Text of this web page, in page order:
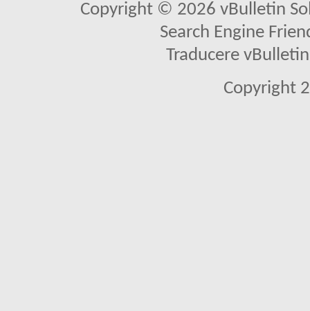
Copyright © 2026 vBulletin
Search Engine
Traducere
Copyright